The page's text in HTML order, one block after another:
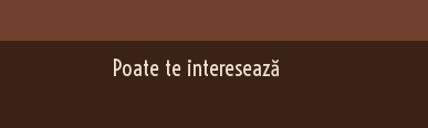
Poate te interesează